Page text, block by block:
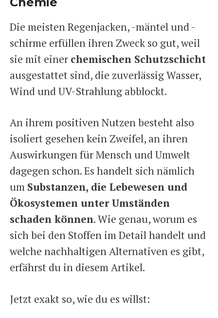
Die meisten Regenjacken, -mäntel und -
schirme erfüllen ihren Zweck so gut, weil
sie mit einer chemischen Schutzschicht
ausgestattet sind, die zuverlässig Wasser,
Wind und UV-Strahlung abblockt.
An ihrem positiven Nutzen besteht also
isoliert gesehen kein Zweifel, an ihren
Auswirkungen für Mensch und Umwelt
dagegen schon. Es handelt sich nämlich
um Substanzen, die Lebewesen und
Ökosystemen unter Umständen
schaden können. Wie genau, worum es
sich bei den Stoffen im Detail handelt und
welche nachhaltigen Alternativen es gibt,
erfährst du in diesem Artikel.
Jetzt exakt so, wie du es willst: